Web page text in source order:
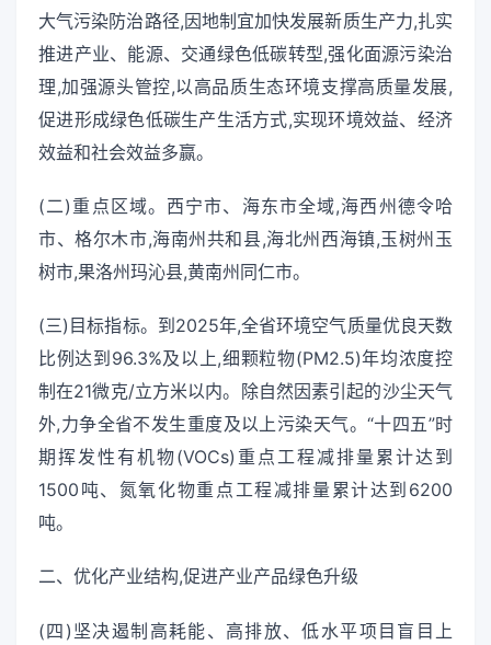
大气污染防治路径,因地制宜加快发展新质生产力,扎实
推进产业、能源、交通绿色低碳转型,强化面源污染治
理,加强源头管控,以高品质生态环境支撑高质量发展,
促进形成绿色低碳生产生活方式,实现环境效益、经济
效益和社会效益多赢。
(二)重点区域。西宁市、海东市全域,海西州德令哈
市、格尔木市,海南州共和县,海北州西海镇,玉树州玉
树市,果洛州玛沁县,黄南州同仁市。
(三)目标指标。到2025年,全省环境空气质量优良天数
比例达到96.3%及以上,细颗粒物(PM2.5)年均浓度控
制在21微克/立方米以内。除自然因素引起的沙尘天气
外,力争全省不发生重度及以上污染天气。“十四五”时
期挥发性有机物(VOCs)重点工程减排量累计达到
1500吨、氮氧化物重点工程减排量累计达到6200
吨。
二、优化产业结构,促进产业产品绿色升级
(四)坚决遏制高耗能、高排放、低水平项目盲目上